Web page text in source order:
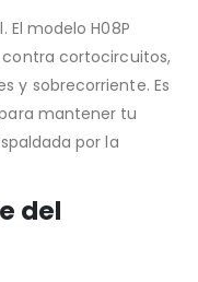
El modelo H08P
cortocircuitos,
y sobrecorriente. Es
mantener tu
por la
del